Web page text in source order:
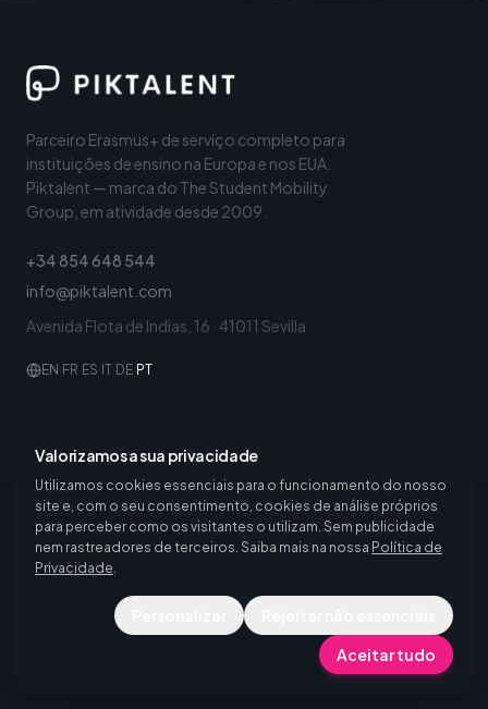
Valorizamos a sua privacidade
Utilizamos cookies essenciais para o funcionamento do nosso
site e, com o seu consentimento, cookies de análise próprios
para perceber como os visitantes o utilizam. Sem publicidade
nem rastreadores de terceiros. Saiba mais na nossa Política de
Privacidade.
Aceitar tudo
Parceiro Erasmus+ de serviço completo para
instituições de ensino na Europa e nos EUA.
Piktalent — marca do The Student Mobility
Group, em atividade desde 2009.
+34 854 648 544
info@piktalent.com
Avenida Flota de Indias, 16 · 41011 Sevilla
EN · FR· ES· IT· DE· PT
Estágios EFP
Estágios do ensino superior
KA121 e KA122
Job shadowing